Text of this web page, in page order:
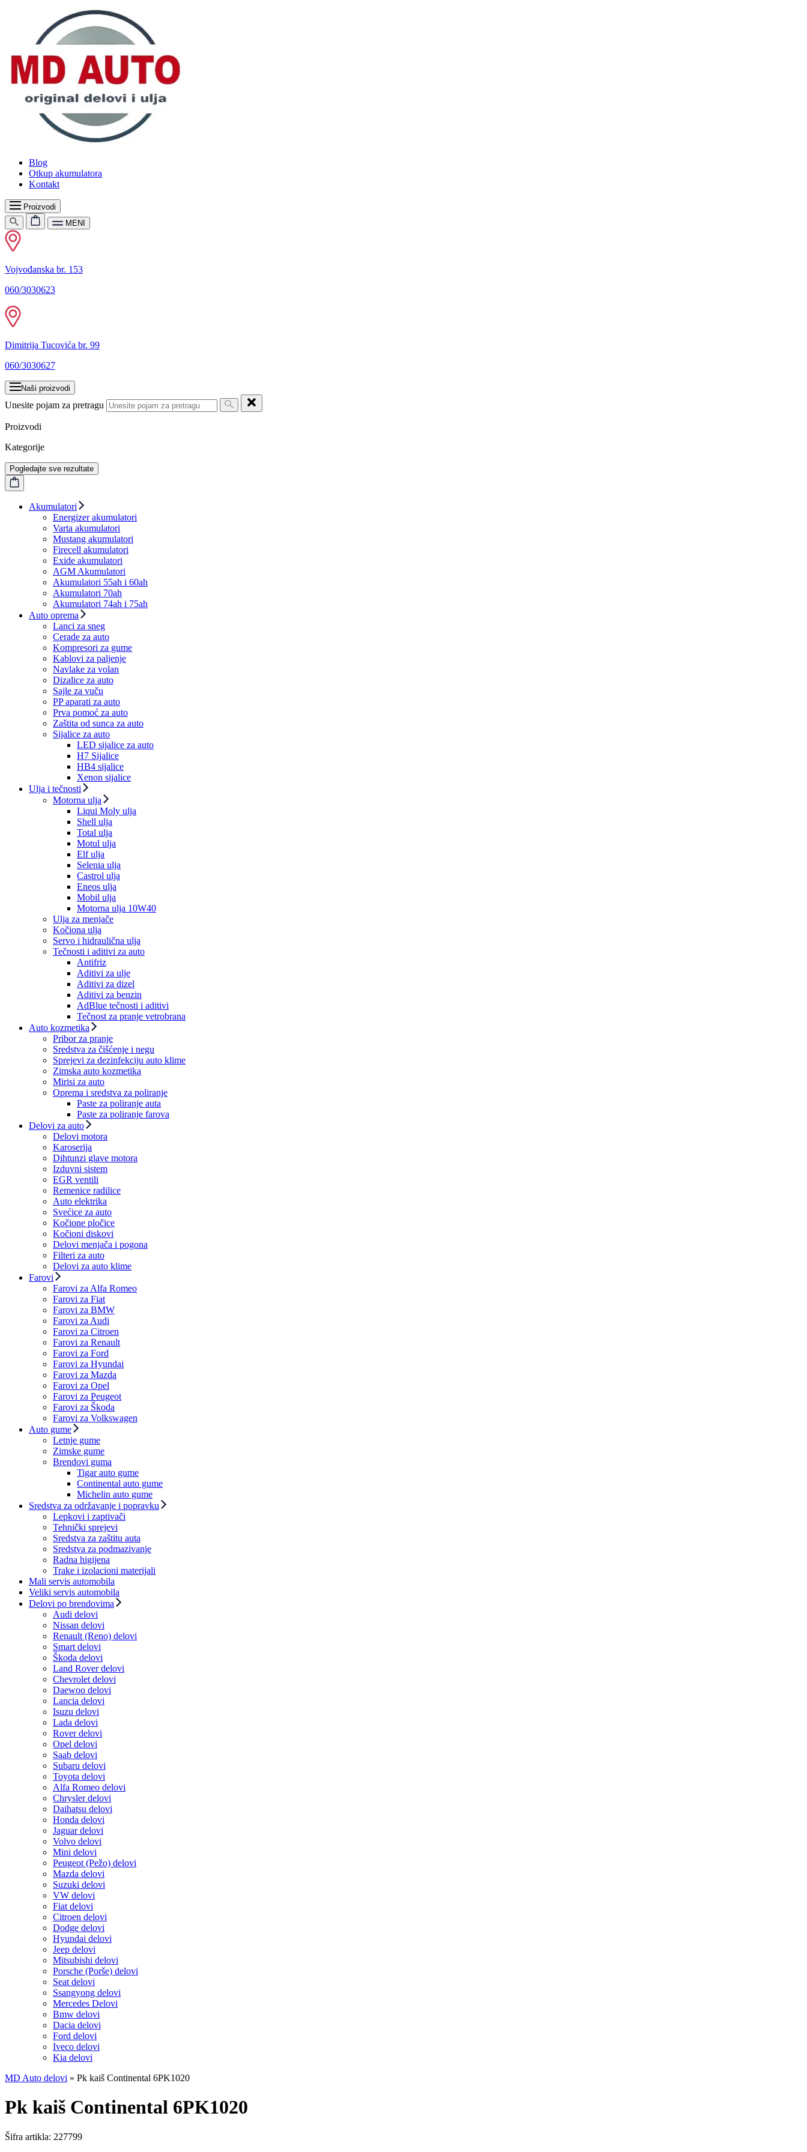
Blog
Otkup akumulatora
Kontakt
Proizvodi
MENI
Vojvođanska br. 153
060/3030623
Dimitrija Tucovića br. 99
060/3030627
Naši proizvodi
Unesite pojam za pretragu
Proizvodi
Kategorije
Pogledajte sve rezultate
Akumulatori
Energizer akumulatori
Varta akumulatori
Mustang akumulatori
Firecell akumulatori
Exide akumulatori
AGM Akumulatori
Akumulatori 55ah i 60ah
Akumulatori 70ah
Akumulatori 74ah i 75ah
Auto oprema
Lanci za sneg
Cerade za auto
Kompresori za gume
Kablovi za paljenje
Navlake za volan
Dizalice za auto
Sajle za vuču
PP aparati za auto
Prva pomoć za auto
Zaštita od sunca za auto
Sijalice za auto
LED sijalice za auto
H7 Sijalice
HB4 sijalice
Xenon sijalice
Ulja i tečnosti
Motorna ulja
Liqui Moly ulja
Shell ulja
Total ulja
Motul ulja
Elf ulja
Selenia ulja
Castrol ulja
Eneos ulja
Mobil ulja
Motorna ulja 10W40
Ulja za menjače
Kočiona ulja
Servo i hidraulična ulja
Tečnosti i aditivi za auto
Antifriz
Aditivi za ulje
Aditivi za dizel
Aditivi za benzin
AdBlue tečnosti i aditivi
Tečnost za pranje vetrobrana
Auto kozmetika
Pribor za pranje
Sredstva za čišćenje i negu
Sprejevi za dezinfekciju auto klime
Zimska auto kozmetika
Mirisi za auto
Oprema i sredstva za poliranje
Paste za poliranje auta
Paste za poliranje farova
Delovi za auto
Delovi motora
Karoserija
Dihtunzi glave motora
Izduvni sistem
EGR ventili
Remenice radilice
Auto elektrika
Svećice za auto
Kočione pločice
Kočioni diskovi
Delovi menjača i pogona
Filteri za auto
Delovi za auto klime
Farovi
Farovi za Alfa Romeo
Farovi za Fiat
Farovi za BMW
Farovi za Audi
Farovi za Citroen
Farovi za Renault
Farovi za Ford
Farovi za Hyundai
Farovi za Mazda
Farovi za Opel
Farovi za Peugeot
Farovi za Škoda
Farovi za Volkswagen
Auto gume
Letnje gume
Zimske gume
Brendovi guma
Tigar auto gume
Continental auto gume
Michelin auto gume
Sredstva za održavanje i popravku
Lepkovi i zaptivači
Tehnički sprejevi
Sredstva za zaštitu auta
Sredstva za podmazivanje
Radna higijena
Trake i izolacioni materijali
Mali servis automobila
Veliki servis automobila
Delovi po brendovima
Audi delovi
Nissan delovi
Renault (Reno) delovi
Smart delovi
Škoda delovi
Land Rover delovi
Chevrolet delovi
Daewoo delovi
Lancia delovi
Isuzu delovi
Lada delovi
Rover delovi
Opel delovi
Saab delovi
Subaru delovi
Toyota delovi
Alfa Romeo delovi
Chrysler delovi
Daihatsu delovi
Honda delovi
Jaguar delovi
Volvo delovi
Mini delovi
Peugeot (Pežo) delovi
Mazda delovi
Suzuki delovi
VW delovi
Fiat delovi
Citroen delovi
Dodge delovi
Hyundai delovi
Jeep delovi
Mitsubishi delovi
Porsche (Porše) delovi
Seat delovi
Ssangyong delovi
Mercedes Delovi
Bmw delovi
Dacia delovi
Ford delovi
Iveco delovi
Kia delovi
MD Auto delovi » Pk kaiš Continental 6PK1020
Pk kaiš Continental 6PK1020
Šifra artikla: 227799